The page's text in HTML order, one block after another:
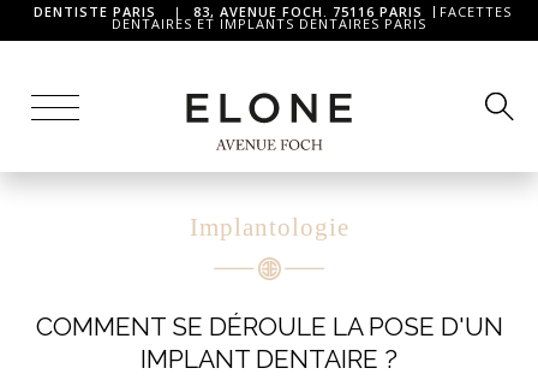
DENTISTE PARIS | 83, AVENUE FOCH. 75116 PARIS FACETTES
DENTAIRES ET IMPLANTS DENTAIRES PARIS
Implantologie
COMMENT SE DÉROULE LA POSE D'UN
IMPLANT DENTAIRE ?